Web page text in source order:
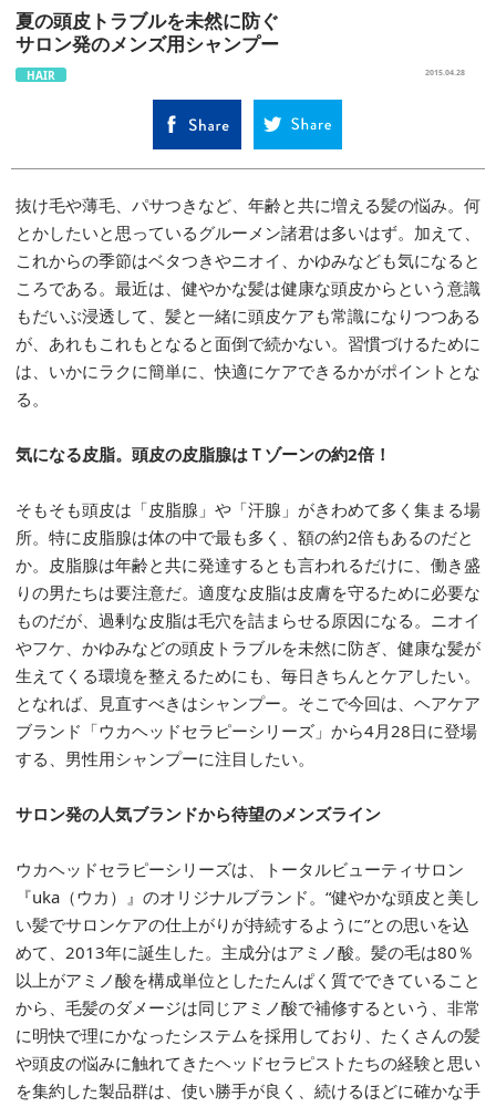
夏の頭皮トラブルを未然に防ぐ
サロン発のメンズ用シャンプー
HAIR 2015.04.28
抜け毛や薄毛、パサつきなど、年齢と共に増える髪の悩み。何
とかしたいと思っているグルーメン諸君は多いはず。加えて、
これからの季節はベタつきやニオイ、かゆみなども気になると
ころである。最近は、健やかな髪は健康な頭皮からという意識
もだいぶ浸透して、髪と一緒に頭皮ケアも常識になりつつある
が、あれもこれもとなると面倒で続かない。習慣づけるために
は、いかにラクに簡単に、快適にケアできるかがポイントとな
る。
気になる皮脂。頭皮の皮脂腺はＴゾーンの約2倍！
そもそも頭皮は「皮脂腺」や「汗腺」がきわめて多く集まる場
所。特に皮脂腺は体の中で最も多く、額の約2倍もあるのだと
か。皮脂腺は年齢と共に発達するとも言われるだけに、働き盛
りの男たちは要注意だ。適度な皮脂は皮膚を守るために必要な
ものだが、過剰な皮脂は毛穴を詰まらせる原因になる。ニオイ
やフケ、かゆみなどの頭皮トラブルを未然に防ぎ、健康な髪が
生えてくる環境を整えるためにも、毎日きちんとケアしたい。
となれば、見直すべきはシャンプー。そこで今回は、ヘアケア
ブランド「ウカヘッドセラピーシリーズ」から4月28日に登場
する、男性用シャンプーに注目したい。
サロン発の人気ブランドから待望のメンズライン
ウカヘッドセラピーシリーズは、トータルビューティサロン
『uka（ウカ）』のオリジナルブランド。“健やかな頭皮と美し
い髪でサロンケアの仕上がりが持続するように”との思いを込
めて、2013年に誕生した。主成分はアミノ酸。髪の毛は80％
以上がアミノ酸を構成単位としたたんぱく質でできていること
から、毛髪のダメージは同じアミノ酸で補修するという、非常
に明快で理にかなったシステムを採用しており、たくさんの髪
や頭皮の悩みに触れてきたヘッドセラピストたちの経験と思い
を集約した製品群は、使い勝手が良く、続けるほどに確かな手